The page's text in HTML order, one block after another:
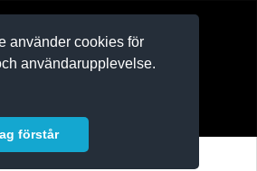
använder cookies för
användarupplevelse.
förstår